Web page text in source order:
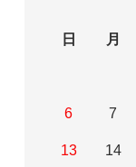
日
月
6 7
13 14